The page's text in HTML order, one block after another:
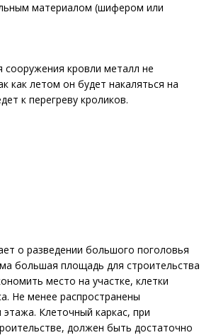
материалом (шифером или
сооружения кровли металл не
как летом он будет накаляться на
к перегреву кроликов.
о разведении большого поголовья
большая площадь для строительства
место на участке, клетки
Не менее распространены
этажа. Клеточный каркас, при
должен быть достаточно